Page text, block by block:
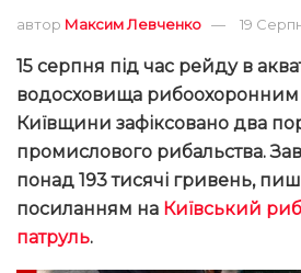
автор Максим Левченко 19
15 серпня під час рейду в
водосховища рибоохоронним
Київщини зафіксовано два
промислового рибальства.
понад 193 тисячі гривень,
посиланням на Київський
патруль.